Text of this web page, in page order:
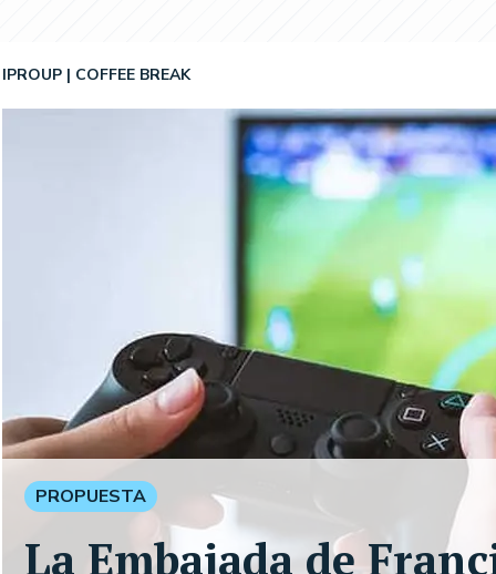
IPROUP COFFEE BREAK
PROPUESTA
La Embajada de